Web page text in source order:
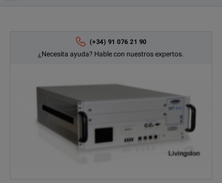
(+34) 91 076 21 90
¿Necesita ayuda? Hable con nuestros expertos.